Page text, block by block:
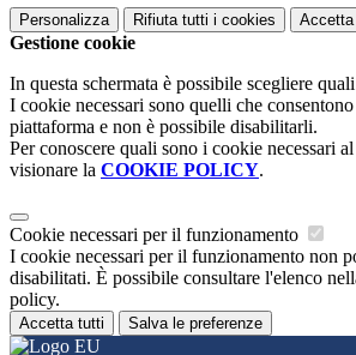
Personalizza Rifiuta tutti i cookies
Gestione cookie
In questa schermata è possibile scegliere
I cookie necessari sono quelli che
piattaforma e non è possibile disabilitarli.
Per conoscere quali sono i cookie necessari
visionare la COOKIE POLICY.
Cookie necessari per il funzionamento
I cookie necessari per il funzionamento non
disabilitati. È possibile consultare l'elenco
policy.
Accetta tutti Salva le preferenze